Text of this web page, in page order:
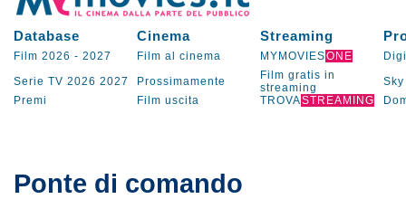
Database Cinema Streaming
Film 2026 - 2027 Film al cinema MYMOVIESONE
Serie TV 2026 2027 Prossimamente
Film gratis in
streaming
Sky
Premi
Film uscita TROVASTREAMING
Ponte di comando